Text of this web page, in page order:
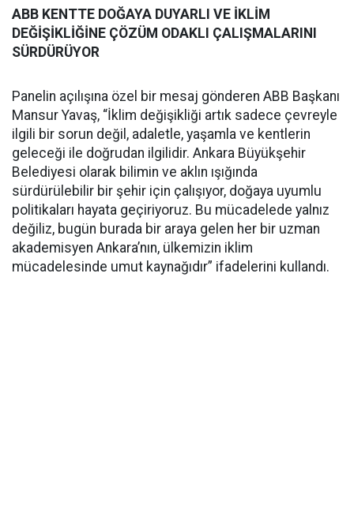
ABB KENTTE DOĞAYA DUYARLI VE İKLİM
DEĞİŞİKLİĞİNE ÇÖZÜM ODAKLI ÇALIŞMALARINI
SÜRDÜRÜYOR
Panelin açılışına özel bir mesaj gönderen ABB Başkanı
Mansur Yavaş, “İklim değişikliği artık sadece çevreyle
ilgili bir sorun değil, adaletle, yaşamla ve kentlerin
geleceği ile doğrudan ilgilidir. Ankara Büyükşehir
Belediyesi olarak bilimin ve aklın ışığında
sürdürülebilir bir şehir için çalışıyor, doğaya uyumlu
politikaları hayata geçiriyoruz. Bu mücadelede yalnız
değiliz, bugün burada bir araya gelen her bir uzman
akademisyen Ankara’nın, ülkemizin iklim
mücadelesinde umut kaynağıdır” ifadelerini kullandı.